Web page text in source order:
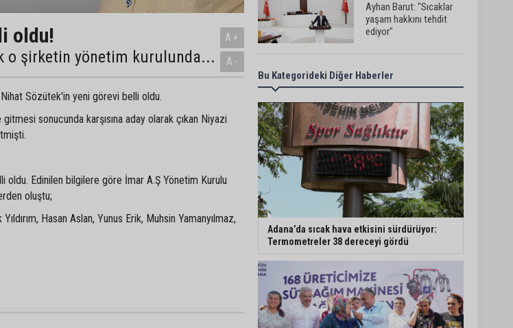
oldu!
o şirketin yönetim kurulunda...
A+
A-
Nihat Sözütek'in yeni görevi belli oldu.
sonucunda karşısına aday olarak çıkan Niyazi
oldu. Edinilen bilgilere göre İmar A.Ş Yönetim Kurulu
oluştu;
Hasan Aslan, Yunus Erik, Muhsin Yamanyılmaz,
Ayhan Barut: "Sıcaklar
yaşam hakkını tehdit
ediyor"
ASKİ'den Bakımyurdu
Caddesi'nde içme suyu
altyapısına güçlü yatırım
Müzeyyen Şevkin: "Yolcu
garantisi verilen
havalimanında 100
emekçi neden işten
çıkarılıyor?"
Büyükşehir açıkladı:
Yasaklı ırk köpeğe
mevzuat kapsamında
işlem yapıldı
Doğan: "Kredi limitleri her
yıl enflasyon oranı
dikkate alınarak
güncellenmelidir"
Bu Kategorideki Diğer Haberler
Adana’da sıcak hava etkisini sürdürüyor:
Termometreler 38 dereceyi gördü